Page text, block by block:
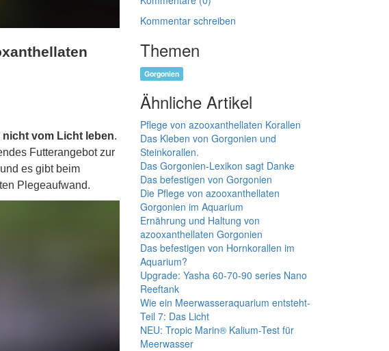
nicht vom Licht leben.
Futterangebot zur
es gibt beim
Plegeaufwand.
Kommentar schreiben
Themen
Gorgonien
Ähnliche Artikel
Pflege von azooxanthellaten Korallen
Das Kleben von Gorgonien und
Steinkorallen.
Das Gorgonien-Lexikon sagt Danke
Das befestigen von Gorgonien
Die Pflege von azooxanthellaten
Gorgonien im Aquarium
Ernährung und Haltung von
azooxanthellaten Gorgonien
Das befestigen von Hornkorallen im
Aquarium?
Upgrade: Yasha 60-70-90 series Nano
Reeftank
Wie ein Meerwasseraquarium entsteht-
Teil 7: Das Licht
NEU: Tropic Marin® Kalium-Test für
Meerwasser